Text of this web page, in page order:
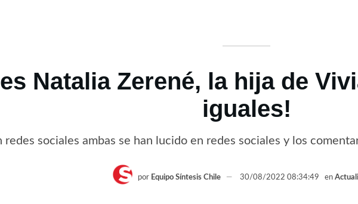
Natalia Zerené, la hija de
iguales!
redes sociales ambas se han lucido en redes sociales y los
por Equipo Síntesis Chile 30/08/2022 08:34:49 en